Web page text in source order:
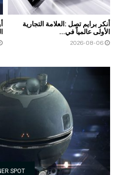
أنكر برايم تصل :العلامة التجارية
الأولى عالمياً في...
2026-08-06
SPOT